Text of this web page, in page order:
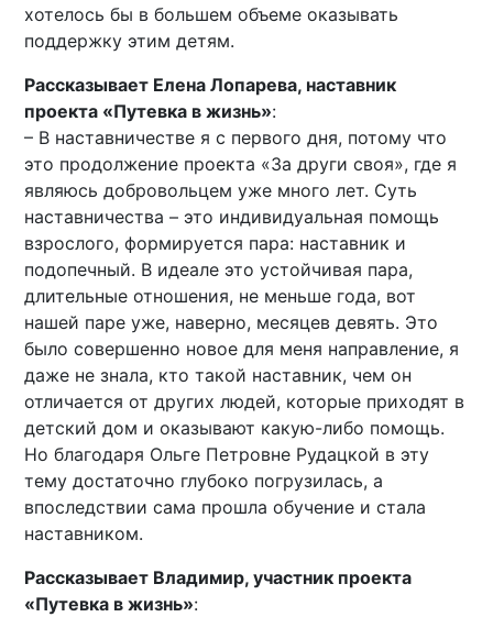
хотелось бы в большем объеме оказывать
поддержку этим детям.
Рассказывает Елена Лопарева, наставник
проекта «Путевка в жизнь»:
– В наставничестве я с первого дня, потому что
это продолжение проекта «За други своя», где я
являюсь добровольцем уже много лет. Суть
наставничества – это индивидуальная помощь
взрослого, формируется пара: наставник и
подопечный. В идеале это устойчивая пара,
длительные отношения, не меньше года, вот
нашей паре уже, наверно, месяцев девять. Это
было совершенно новое для меня направление, я
даже не знала, кто такой наставник, чем он
отличается от других людей, которые приходят в
детский дом и оказывают какую-либо помощь.
Но благодаря Ольге Петровне Рудацкой в эту
тему достаточно глубоко погрузилась, а
впоследствии сама прошла обучение и стала
наставником.
Рассказывает Владимир, участник проекта
«Путевка в жизнь»: